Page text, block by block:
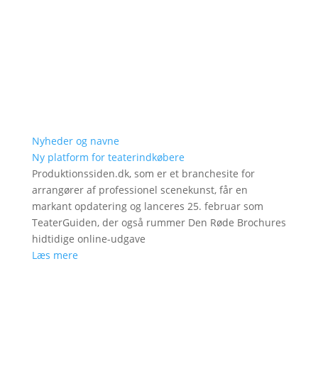
Nyheder og navne
Ny platform for teaterindkøbere
Produktionssiden.dk, som er et branchesite for
arrangører af professionel scenekunst, får en
markant opdatering og lanceres 25. februar som
TeaterGuiden, der også rummer Den Røde Brochures
hidtidige online-udgave
Læs mere